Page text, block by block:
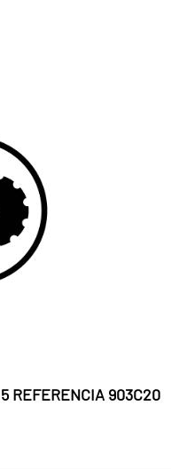
REFERENCIA 903C20